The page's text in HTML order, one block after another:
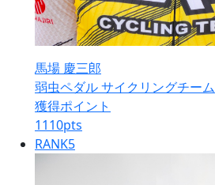
馬場 慶三郎
弱虫ペダル サイクリングチーム
獲得ポイント
1110pts
RANK5